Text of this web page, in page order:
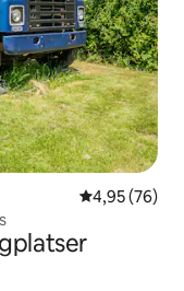
4,95 av 5 i
4,95 (76)